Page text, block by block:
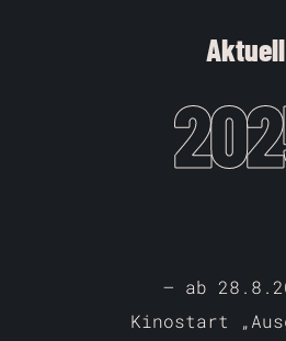
Aktuell
– ab
Kinostart